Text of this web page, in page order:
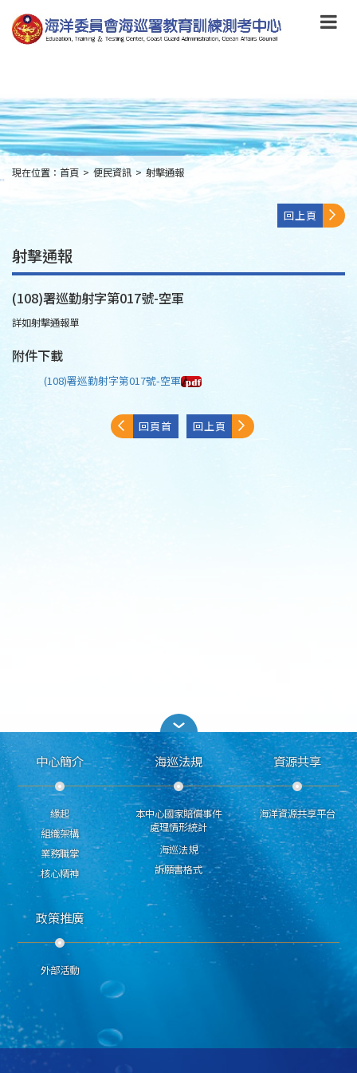
到
主
要
to
main
content
:::
現在位置： 首頁 > 便民資訊 > 射擊通報
回上頁
射擊通報
(108)署巡勤射字第017號-空軍
詳如射擊通報單
附件下載
(108)署巡勤射字第017號-空軍
回頁首 回上頁
中心簡介
緣起
組織架構
業務職掌
核心精神
海巡法規
本中心國家賠償事件
處理情形統計
海巡法規
訴願書格式
資源共享
海洋資源共享平台
政策推廣
外部活動